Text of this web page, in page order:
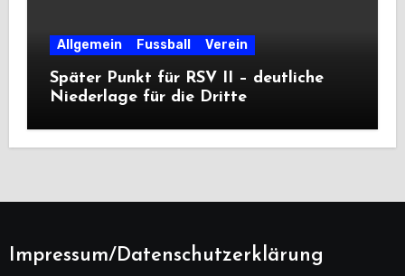
Allgemein Fussball Verein
Später Punkt für RSV II – deutliche
Niederlage für die Dritte
Impressum/Datenschutzerklärung